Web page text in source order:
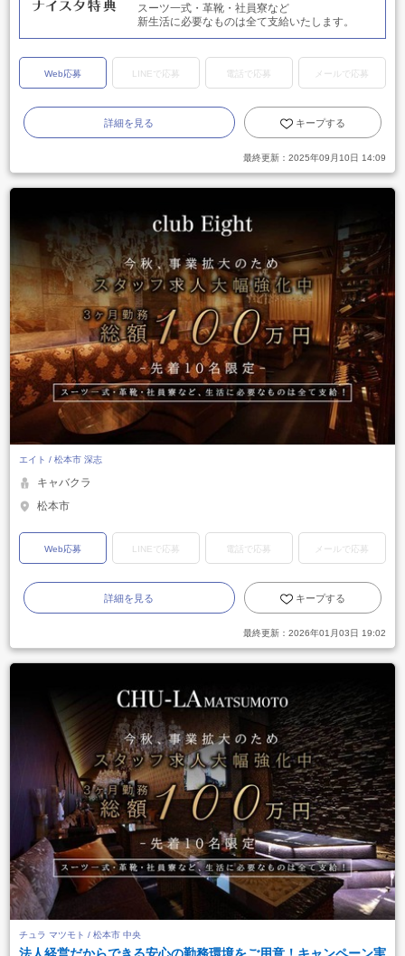
スーツ一式・革靴・社員寮など
新生活に必要なものは全て支給いたします。
Web応募 LINEで応募 電話で応募 メールで応募
詳細を見る キープする
最終更新： 2025年09月10日 14:09
エイト / 松本市 深志
キャバクラ
松本市
Web応募 LINEで応募 電話で応募 メールで応募
詳細を見る キープする
最終更新： 2026年01月03日 19:02
チュラ マツモト / 松本市 中央